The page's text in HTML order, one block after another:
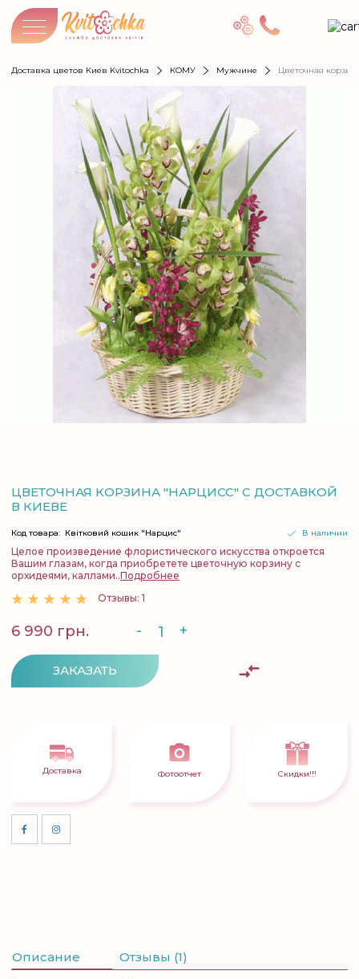
Доставка цветов Киев Kvitochka КОМУ Мужчине Цветочная
ЦВЕТОЧНАЯ КОРЗИНА "НАРЦИСС" С ДОСТАВКОЙ
В КИЕВЕ
В наличии
Код товара: Квітковий кошик "Нарцис"
Целое произведение флористического искусства откроется
Вашим глазам, когда приобретете цветочную корзину с
орхидеями, каллами..Подробнее
Отзывы: 1
6 990 грн. - +
ЗАКАЗАТЬ
Доставка Фотоотчет Скидки!!!
Описание Отзывы (1)